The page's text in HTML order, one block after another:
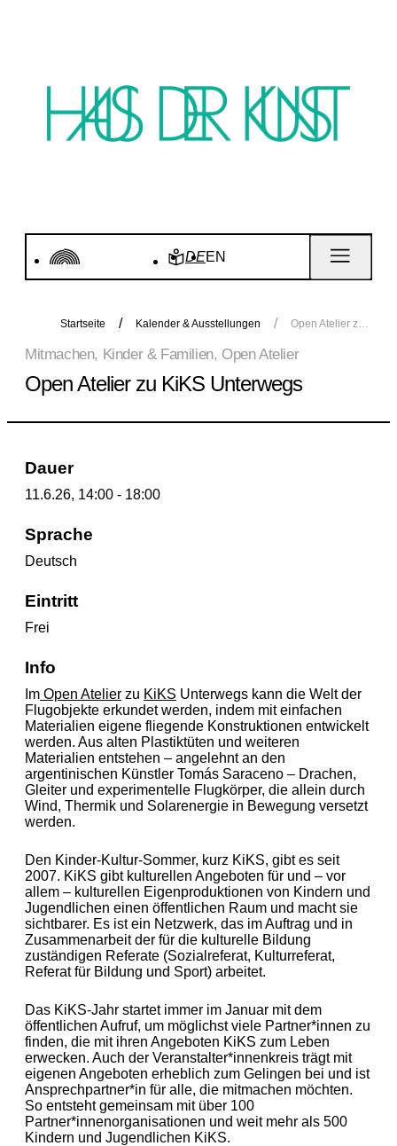
DEEN
Startseite Kalender & Ausstellungen Open Atelier zu KiKS Unterwegs
Mitmachen, Kinder & Familien, Open Atelier
Open Atelier zu KiKS Unterwegs
Dauer
11.6.26, 14:00 - 18:00
Sprache
Deutsch
Eintritt
Frei
Info
Im Open Atelier zu KiKS Unterwegs kann die Welt der
Flugobjekte erkundet werden, indem mit einfachen
Materialien eigene fliegende Konstruktionen entwickelt
werden. Aus alten Plastiktüten und weiteren
Materialien entstehen – angelehnt an den
argentinischen Künstler Tomás Saraceno – Drachen,
Gleiter und experimentelle Flugkörper, die allein durch
Wind, Thermik und Solarenergie in Bewegung versetzt
werden.
Den Kinder-Kultur-Sommer, kurz KiKS, gibt es seit
2007. KiKS gibt kulturellen Angeboten für und – vor
allem – kulturellen Eigenproduktionen von Kindern und
Jugendlichen einen öffentlichen Raum und macht sie
sichtbarer. Es ist ein Netzwerk, das im Auftrag und in
Zusammenarbeit der für die kulturelle Bildung
zuständigen Referate (Sozialreferat, Kulturreferat,
Referat für Bildung und Sport) arbeitet.
Das KiKS-Jahr startet immer im Januar mit dem
öffentlichen Aufruf, um möglichst viele Partner*innen zu
finden, die mit ihren Angeboten KiKS zum Leben
erwecken. Auch der Veranstalter*innenkreis trägt mit
eigenen Angeboten erheblich zum Gelingen bei und ist
Ansprechpartner*in für alle, die mitmachen möchten.
So entsteht gemeinsam mit über 100
Partner*innenorganisationen und weit mehr als 500
Kindern und Jugendlichen KiKS.